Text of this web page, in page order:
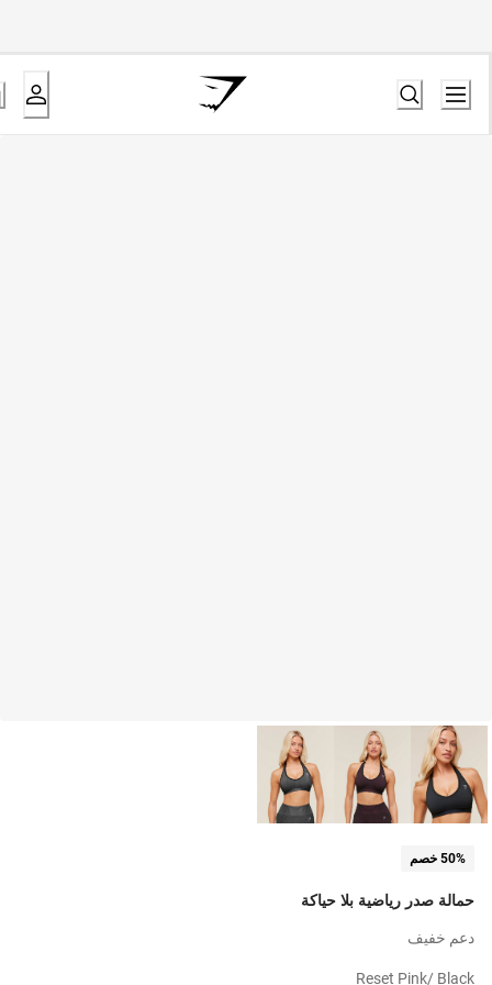
50% خصم
حمالة صدر رياضية بلا حياكة
دعم خفيف
Reset Pink/ Black